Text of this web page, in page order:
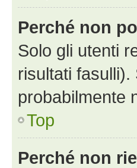
Perché non
Solo gli utenti
risultati
probabilmente
Top
Perché non